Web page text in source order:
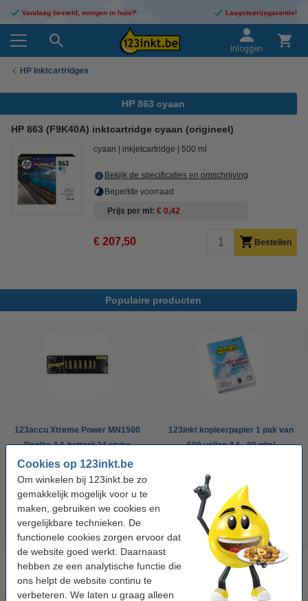
Cookies op 123inkt.be
Om winkelen bij 123inkt.be zo
gemakkelijk mogelijk voor u te
maken, gebruiken we cookies en
vergelijkbare technieken. De
functionele cookies zorgen ervoor dat
de website goed werkt. Daarnaast
hebben ze een analytische functie die
ons helpt de website continu te
verbeteren. We laten u graag alleen
Vandaag besteld, morgen in huis!* Laagsteprijsgarantie!
Inloggen
HP Inktcartridges
HP 863 cyaan
HP 863 (F9K40A) inktcartridge cyaan (origineel)
cyaan inkjetcartridge 500 ml
Bekijk de specificaties en omschrijving
Beperkte voorraad
Prijs per ml
€ 0,42
€ 207,50 Bestellen
Populaire producten
123accu Xtreme Power MN1500
Penlite AA batterij 24 stuks
€ 14,95 Incl. 21% btw
123inkt kopieerpapier 1 pak van
500 vellen A4 - 80 g/m²
€ 7,25